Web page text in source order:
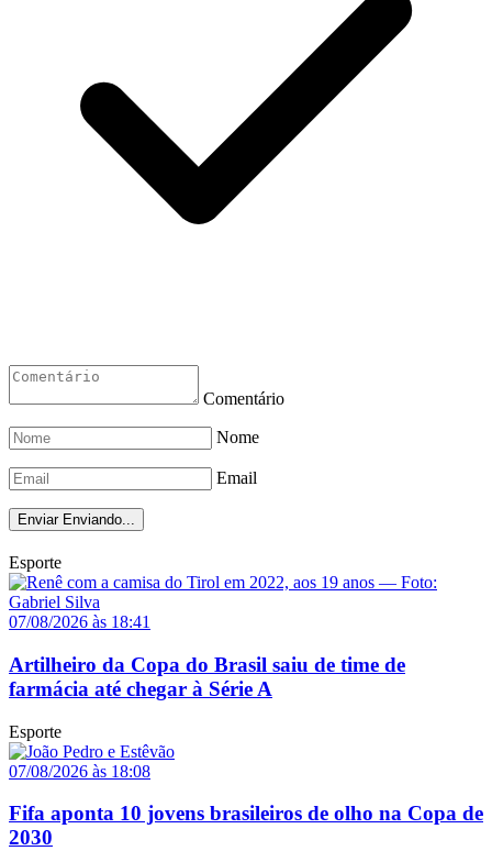
Comentário
Nome
Email
Enviar Enviando...
Esporte
07/08/2026 às 18:41
Artilheiro da Copa do Brasil saiu de time de
farmácia até chegar à Série A
Esporte
07/08/2026 às 18:08
Fifa aponta 10 jovens brasileiros de olho na Copa de
2030